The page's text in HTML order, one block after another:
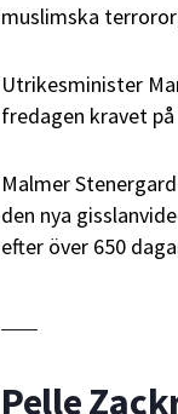
muslimska
Utrikesminister
fredagen kravet
Malmer
den nya
efter över 650
Pelle